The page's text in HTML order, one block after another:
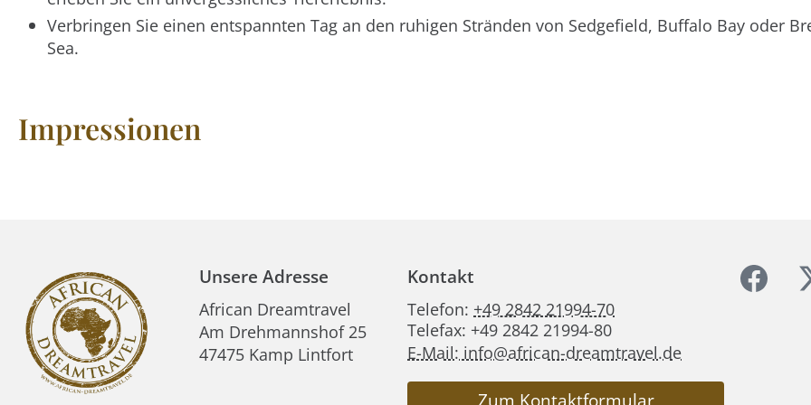
Verbringen Sie einen entspannten Tag an den ruhigen Stränden von Sedgefield, Buffalo Bay oder
Sea.
Impressionen
Unsere Adresse
African Dreamtravel
Am Drehmannshof 25
47475 Kamp Lintfort
Kontakt
Telefon: +49 2842 21994-70
Telefax: +49 2842 21994-80
E-Mail: info@african-dreamtravel.de